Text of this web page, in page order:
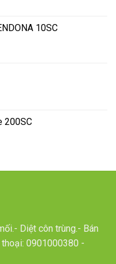
10SC
200SC
Diệt côn trùng.- Bán
0901000380 -